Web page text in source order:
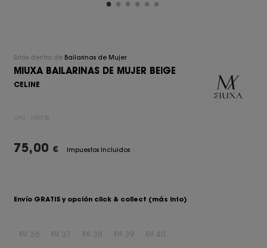
Estás dentro de Bailarinas de Mujer
MIUXA BAILARINAS DE MUJER BEIGE
CELINE
UPC: 198538
75,00 € Impuestos Incluidos
Envío GRATIS y opción click & collect (más info)